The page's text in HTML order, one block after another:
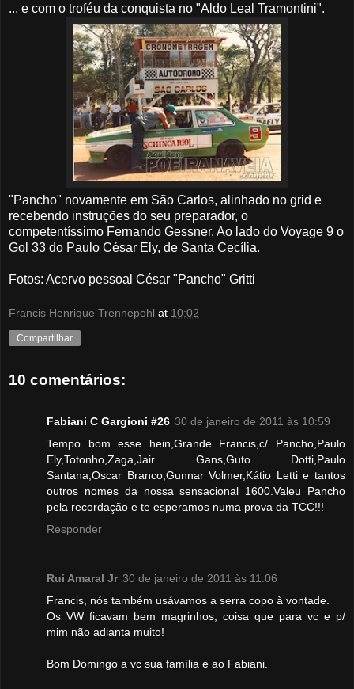
... e com o troféu da conquista no "Aldo Leal Tramontini".
"Pancho" novamente em São Carlos, alinhado no grid e
recebendo instruções do seu preparador, o
competentíssimo Fernando Gessner. Ao lado do Voyage 9 o
Gol 33 do Paulo César Ely, de Santa Cecília.
Fotos: Acervo pessoal César "Pancho" Gritti
Francis Henrique Trennepohl at 10:02
Compartilhar
10 comentários:
Fabiani C Gargioni #26 30 de janeiro de 2011 às 10:59
Tempo bom esse hein,Grande Francis,c/ Pancho,Paulo
Ely,Totonho,Zaga,Jair Gans,Guto Dotti,Paulo
Santana,Oscar Branco,Gunnar Volmer,Kátio Letti e tantos
outros nomes da nossa sensacional 1600.Valeu Pancho
pela recordação e te esperamos numa prova da TCC!!!
Responder
Rui Amaral Jr 30 de janeiro de 2011 às 11:06
Francis, nós também usávamos a serra copo à vontade.
Os VW ficavam bem magrinhos, coisa que para vc e p/
mim não adianta muito!
Bom Domingo a vc sua família e ao Fabiani.